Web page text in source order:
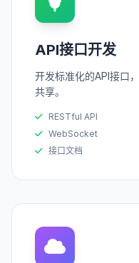
API接口开发
开发标准化的API接口
共享。
RESTful API
WebSocket
接口文档